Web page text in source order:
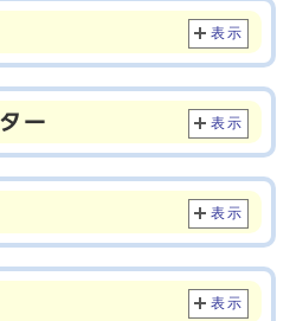
表示
ー 表示
表示
表示